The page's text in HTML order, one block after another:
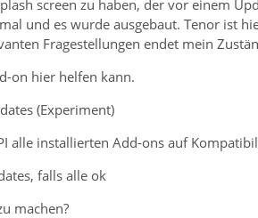
screen zu haben, der vor einem
und es wurde ausgebaut. Tenor ist
Fragestellungen endet mein
on hier helfen kann.
(Experiment)
alle installierten Add-ons auf
falls alle ok
machen?